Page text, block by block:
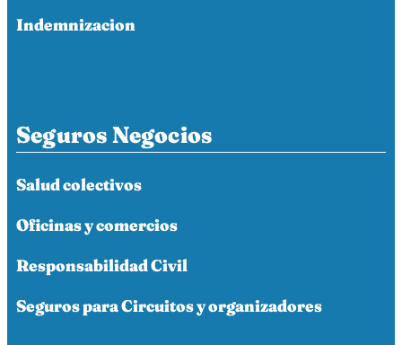
Indemnizacion
Seguros Negocios
Salud colectivos
Oficinas y comercios
Responsabilidad Civil
Seguros para Circuitos y organizadores